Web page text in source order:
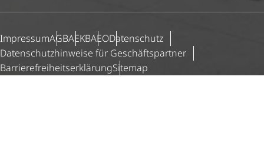
ImpressumAGBAEKBAEODatenschutz
Daten­schutz­hin­weise für Geschäfts­partner
Barri­e­re­frei­heits­er­klä­rungSitemap